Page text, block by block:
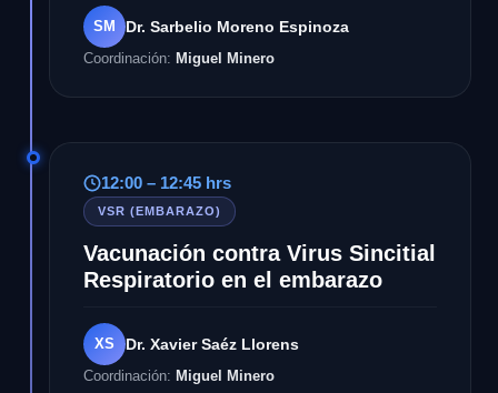
SM Dr. Sarbelio Moreno Espinoza
Coordinación: Miguel Minero
12:00 – 12:45 hrs
VSR (EMBARAZO)
Vacunación contra Virus Sincitial
Respiratorio en el embarazo
XS Dr. Xavier Saéz Llorens
Coordinación: Miguel Minero